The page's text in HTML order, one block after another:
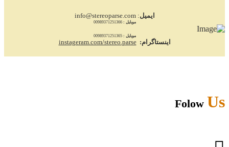
ایمیل : info@stereoparse.com
موبایل :00989371251366
موبایل :00989371251365
اینستاگرام: instageram.com/stereo.parse
FolowUs